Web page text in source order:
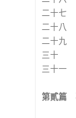
二十七
二十八
二十九
三十
三十一
第貳篇